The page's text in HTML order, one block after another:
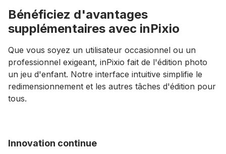
Bénéficiez d'avantages
supplémentaires avec inPixio
Que vous soyez un utilisateur occasionnel ou un
professionnel exigeant, inPixio fait de l'édition photo
un jeu d'enfant. Notre interface intuitive simplifie le
redimensionnement et les autres tâches d'édition pour
tous.
Innovation continue